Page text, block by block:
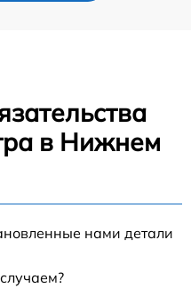
в Нижнем
нами детали